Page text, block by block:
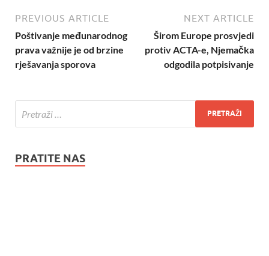
PREVIOUS ARTICLE
Poštivanje međunarodnog
prava važnije je od brzine
rješavanja sporova
NEXT ARTICLE
Širom Europe prosvjedi
protiv ACTA-e, Njemačka
odgodila potpisivanje
PRATITE NAS